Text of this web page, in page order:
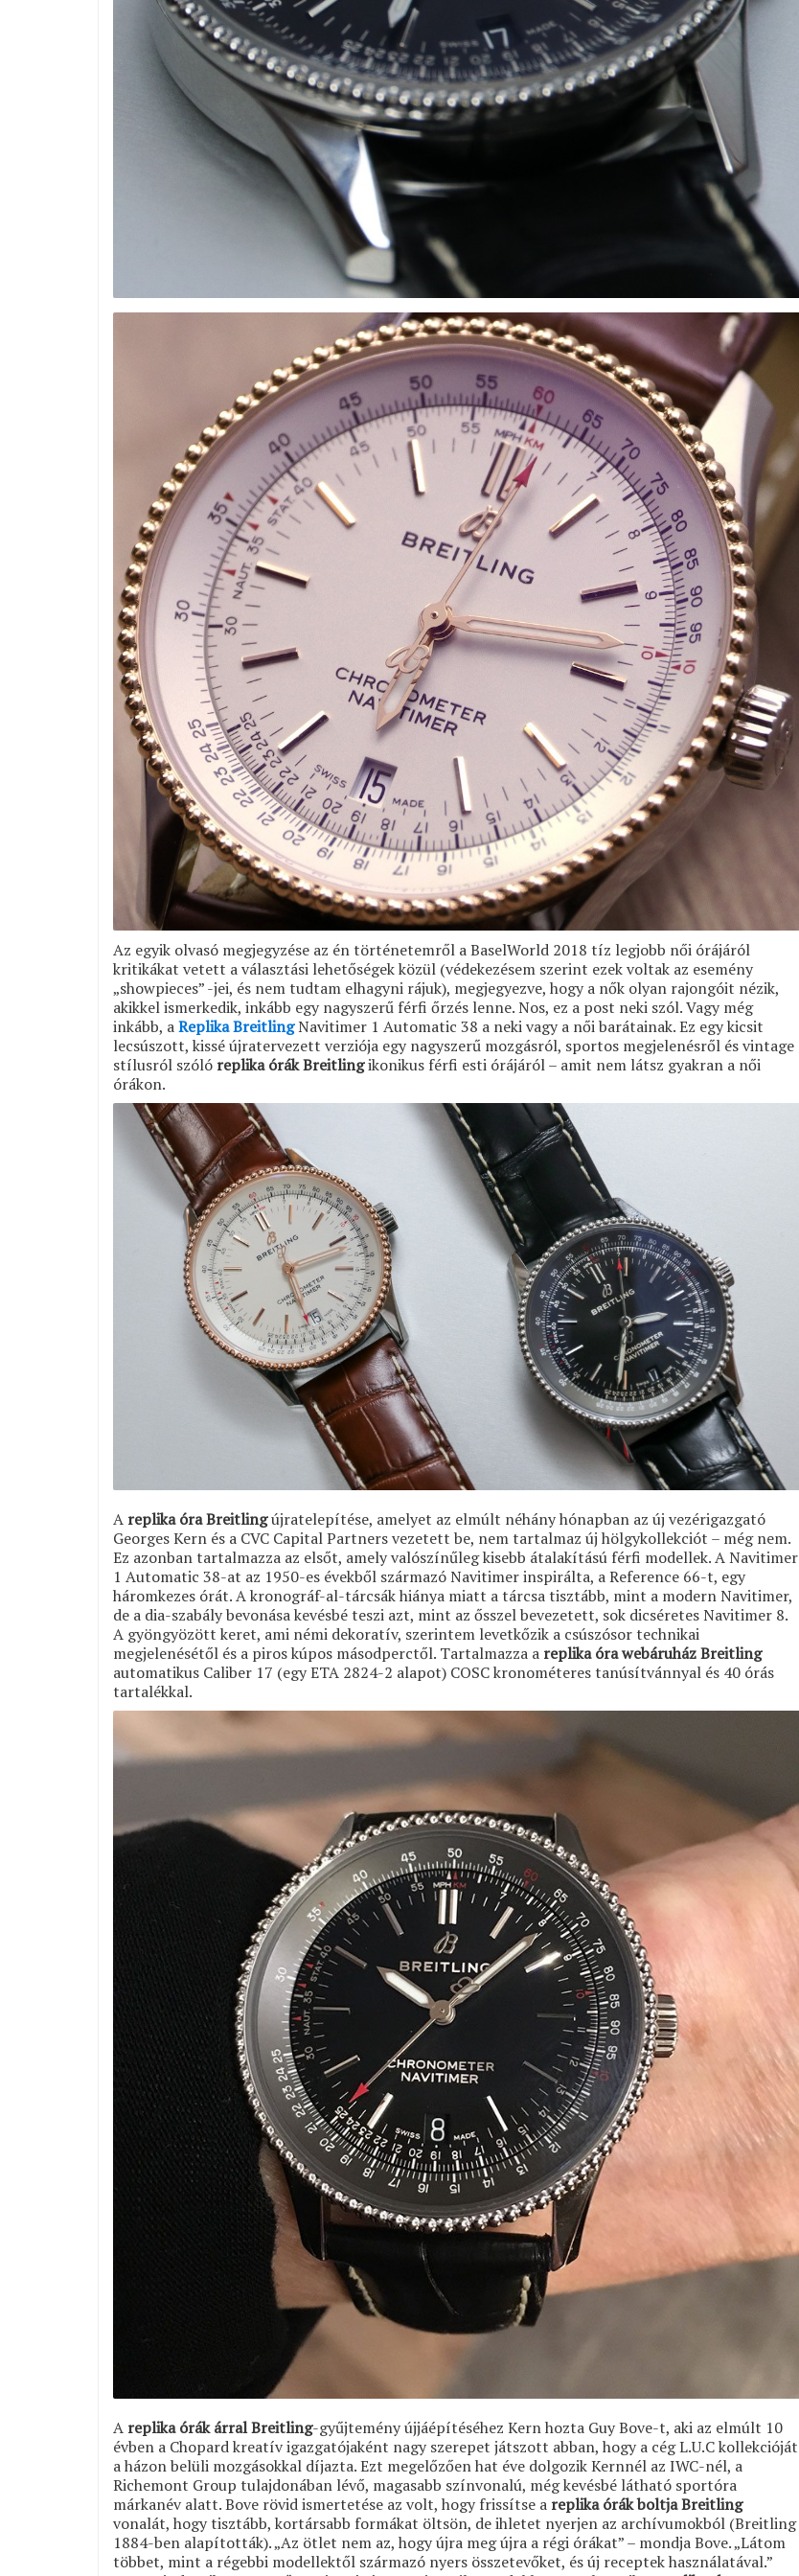
Az egyik olvasó megjegyzése az én történetemről a BaselWorld 2018 tíz legjobb női órájáról
kritikákat vetett a választási lehetőségek közül (védekezésem szerint ezek voltak az esemény
„showpieces” -jei, és nem tudtam elhagyni rájuk), megjegyezve, hogy a nők olyan rajongóit nézik,
akikkel ismerkedik, inkább egy nagyszerű férfi őrzés lenne. Nos, ez a post neki szól. Vagy még
inkább, aReplika BreitlingNavitimer 1 Automatic 38 a neki vagy a női barátainak. Ez egy kicsit
lecsúszott, kissé újratervezett verziója egy nagyszerű mozgásról, sportos megjelenésről és vintage
stílusról szóló replika órák Breitlingikonikus férfi esti órájáról – amit nem látsz gyakran a női
órákon.
A replika óra Breitlingújratelepítése, amelyet az elmúlt néhány hónapban az új vezérigazgató
Georges Kern és a CVC Capital Partners vezetett be, nem tartalmaz új hölgykollekciót – még nem.
Ez azonban tartalmazza az elsőt, amely valószínűleg kisebb átalakítású férfi modellek. A Navitimer
1 Automatic 38-at az 1950-es évekből származó Navitimer inspirálta, a Reference 66-t, egy
háromkezes órát. A kronográf-al-tárcsák hiánya miatt a tárcsa tisztább, mint a modern Navitimer,
de a dia-szabály bevonása kevésbé teszi azt, mint az ősszel bevezetett, sok dicséretes Navitimer 8.
A gyöngyözött keret, ami némi dekoratív, szerintem levetkőzik a csúszósor technikai
megjelenésétől és a piros kúpos másodperctől. Tartalmazza a replika óra webáruház Breitling
automatikus Caliber 17 (egy ETA 2824-2 alapot) COSC kronométeres tanúsítvánnyal és 40 órás
tartalékkal.
A replika órák árral Breitling-gyűjtemény újjáépítéséhez Kern hozta Guy Bove-t, aki az elmúlt 10
évben a Chopard kreatív igazgatójaként nagy szerepet játszott abban, hogy a cég L.U.C kollekcióját
a házon belüli mozgásokkal díjazta. Ezt megelőzően hat éve dolgozik Kernnél az IWC-nél, a
Richemont Group tulajdonában lévő, magasabb színvonalú, még kevésbé látható sportóra
márkanév alatt. Bove rövid ismertetése az volt, hogy frissítse a replika órák boltja Breitling
vonalát, hogy tisztább, kortársabb formákat öltsön, de ihletet nyerjen az archívumokból (Breitling
1884-ben alapították). „Az ötlet nem az, hogy újra meg újra a régi órákat” – mondja Bove. „Látom
többet, mint a régebbi modellektől származó nyers összetevőket, és új receptek használatával.”